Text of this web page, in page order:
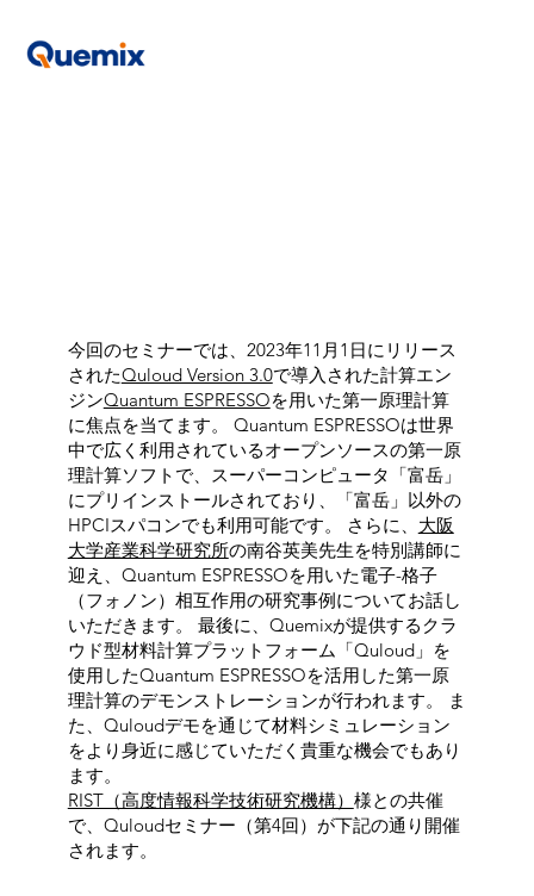
今回のセミナーでは、2023年11月1日にリリース
されたQuloud Version 3.0で導入された計算エン
ジンQuantum ESPRESSOを用いた第一原理計算
に焦点を当てます。 Quantum ESPRESSOは世界
中で広く利用されているオープンソースの第一原
理計算ソフトで、スーパーコンピュータ「富岳」
にプリインストールされており、「富岳」以外の
HPCIスパコンでも利用可能です。 さらに、 大阪
大学産業科学研究所の南谷英美先生を特別講師に
迎え、Quantum ESPRESSOを用いた電子-格子
（フォノン）相互作用の研究事例についてお話し
いただきます。 最後に、Quemixが提供するクラ
ウド型材料計算プラットフォーム「Quloud」を
使用したQuantum ESPRESSOを活用した第一原
理計算のデモンストレーションが行われます。 ま
た、Quloudデモを通じて材料シミュレーション
をより身近に感じていただく貴重な機会でもあり
ます。
RIST（高度情報科学技術研究機構） 様との共催
で、Quloudセミナー（第4回）が下記の通り開催
されます。